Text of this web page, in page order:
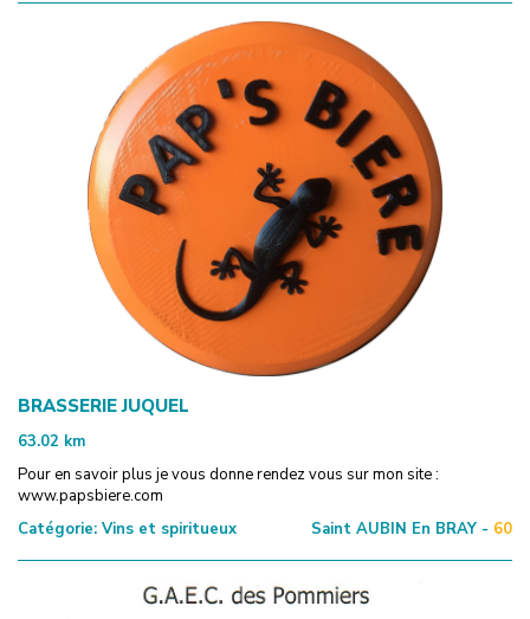
BRASSERIE JUQUEL
63.02 km
Pour en savoir plus je vous donne rendez vous sur mon site :
www.papsbiere.com
Catégorie: Vins et spiritueux Saint AUBIN En BRAY - 60